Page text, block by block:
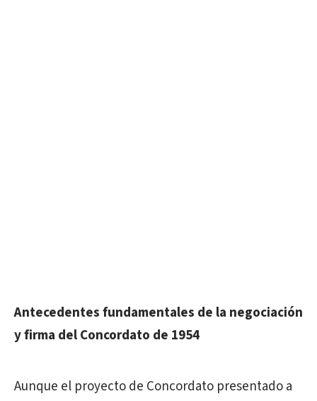
Antecedentes fundamentales de la negociación
y firma del Concordato de 1954
Aunque el proyecto de Concordato presentado a